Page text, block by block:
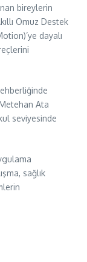
bireylerin
Omuz Destek
dayalı
Ata
seviyesinde
sağlık